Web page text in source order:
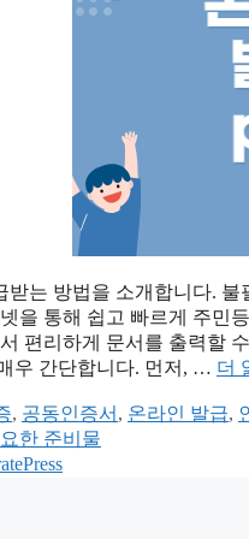
는 방법을 소개합니다.
을 통해 쉽고 빠르게 주민
편리하게 문서를 출력할
우 간단합니다. 먼저, … 더
, 공동인증서 , 온라인 발급,
한 준비물